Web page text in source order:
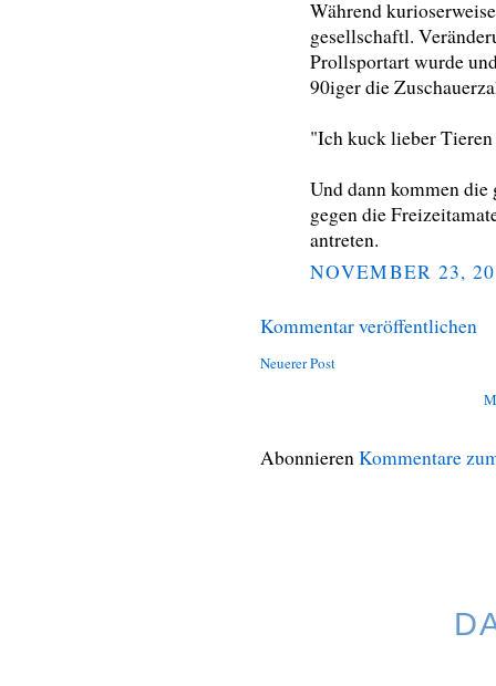
Während
gesellschaftl.
Prollsportart wurde
90iger die
"Ich kuck lieber
Und dann kommen
gegen die
antreten.
NOVEMBER 23,
Kommentar veröffentlichen
Neuerer Post
AbonnierenKommentare